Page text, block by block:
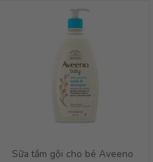
379,000₫.
Sữa tắm gội cho bé Aveeno